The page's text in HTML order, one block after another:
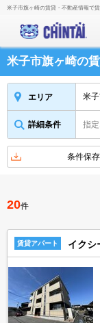
米子市旗ヶ崎の賃貸・不動産情報で
米子市旗ヶ崎の
エリア 米
詳細条件 指定
条件保存
20件
賃貸アパート イクシ